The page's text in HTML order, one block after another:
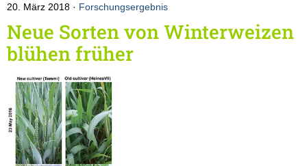
20. März 2018 Forschungsergebnis
Neue Sorten von Winterweizen
blühen früher